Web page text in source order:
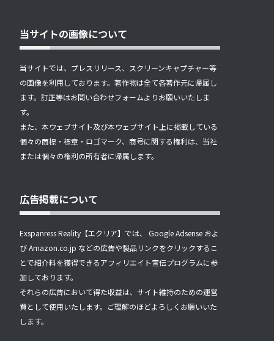
当サイトの画像について
当サイトでは、プレスリリース、スクリーンキャプチャー等
の画像を利用しております。著作物は全て各著作元に帰属し
ます。訂正等はお問い合わせフォームよりお願いいたしま
す。
また、本ウェブサイト及び本ウェブサイト上に掲載している
個々の商標・標章・ロゴマーク、商号に関する権利は、当社
または個々の権利の所有者に帰属します。
広告掲載について
Exspanress Reality【エクリア】では、 Google Adsense およ
び Amazon.co.jp などの広告や製品リンクをクリックするこ
とで紹介料を獲得できるアフィリエイト宣伝プログラムに参
加しております。
それらの広告において得た収益は、サイト維持のための運営
費として使用いたします。ご理解のほどよろしくお願いいた
します。